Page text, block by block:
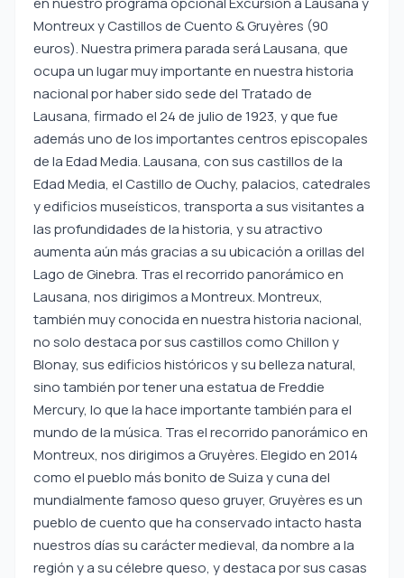
Montreux y Castillos de Cuento & Gruyères (90
euros). Nuestra primera parada será Lausana, que
ocupa un lugar muy importante en nuestra historia
nacional por haber sido sede del Tratado de
Lausana, firmado el 24 de julio de 1923, y que fue
además uno de los importantes centros episcopales
de la Edad Media. Lausana, con sus castillos de la
Edad Media, el Castillo de Ouchy, palacios, catedrales
y edificios museísticos, transporta a sus visitantes a
las profundidades de la historia, y su atractivo
aumenta aún más gracias a su ubicación a orillas del
Lago de Ginebra. Tras el recorrido panorámico en
Lausana, nos dirigimos a Montreux. Montreux,
también muy conocida en nuestra historia nacional,
no solo destaca por sus castillos como Chillon y
Blonay, sus edificios históricos y su belleza natural,
sino también por tener una estatua de Freddie
Mercury, lo que la hace importante también para el
mundo de la música. Tras el recorrido panorámico en
Montreux, nos dirigimos a Gruyères. Elegido en 2014
como el pueblo más bonito de Suiza y cuna del
mundialmente famoso queso gruyer, Gruyères es un
pueblo de cuento que ha conservado intacto hasta
nuestros días su carácter medieval, da nombre a la
región y a su célebre queso, y destaca por sus casas